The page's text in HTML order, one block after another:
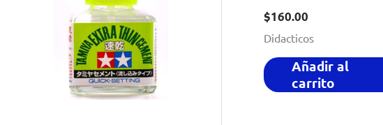
$160.00
Didacticos
Añadir al
carrito